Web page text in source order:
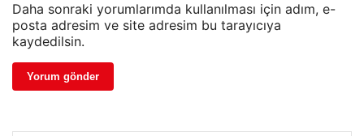
Daha sonraki yorumlarımda kullanılması için adım, e-
posta adresim ve site adresim bu tarayıcıya
kaydedilsin.